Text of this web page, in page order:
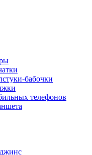
бабочки
телефонов